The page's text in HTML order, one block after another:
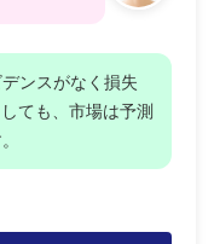
ンスがなく損失
ても、市場は予測